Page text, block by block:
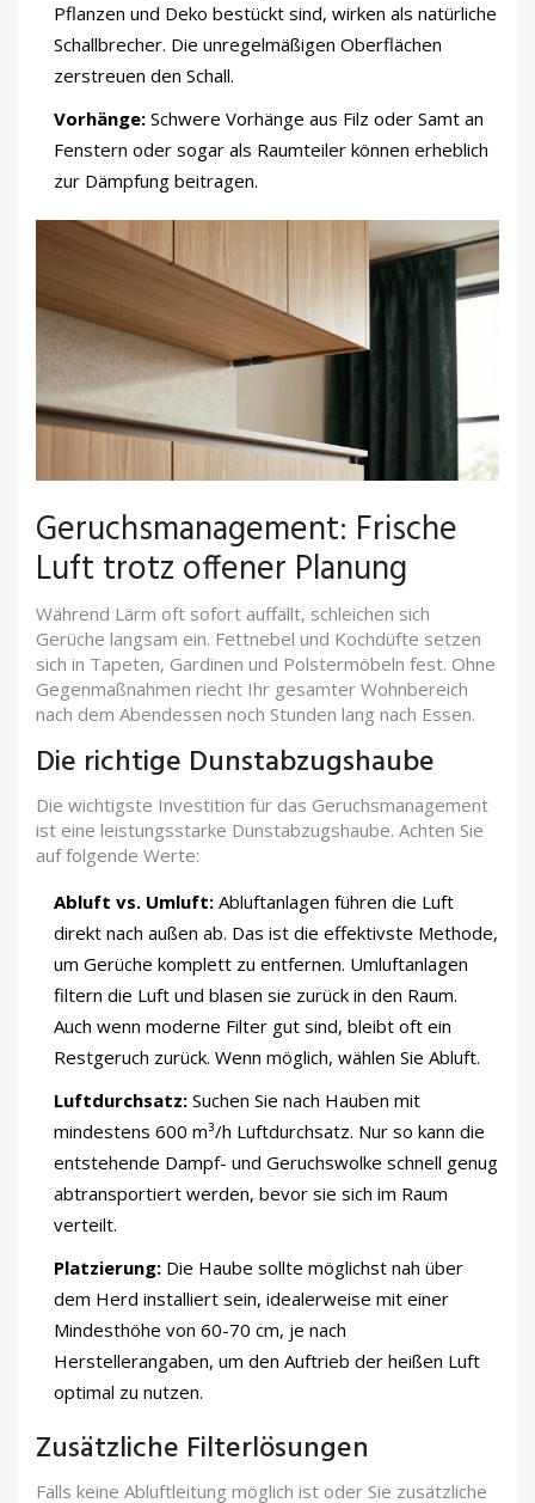
Pflanzen und Deko bestückt sind, wirken als natürliche
Schallbrecher. Die unregelmäßigen Oberflächen
zerstreuen den Schall.
Vorhänge: Schwere Vorhänge aus Filz oder Samt an
Fenstern oder sogar als Raumteiler können erheblich
zur Dämpfung beitragen.
Geruchsmanagement: Frische
Luft trotz offener Planung
Während Lärm oft sofort auffällt, schleichen sich
Gerüche langsam ein. Fettnebel und Kochdüfte setzen
sich in Tapeten, Gardinen und Polstermöbeln fest. Ohne
Gegenmaßnahmen riecht Ihr gesamter Wohnbereich
nach dem Abendessen noch Stunden lang nach Essen.
Die richtige Dunstabzugshaube
Die wichtigste Investition für das Geruchsmanagement
ist eine leistungsstarke Dunstabzugshaube. Achten Sie
auf folgende Werte:
Abluft vs. Umluft: Abluftanlagen führen die Luft
direkt nach außen ab. Das ist die effektivste Methode,
um Gerüche komplett zu entfernen. Umluftanlagen
filtern die Luft und blasen sie zurück in den Raum.
Auch wenn moderne Filter gut sind, bleibt oft ein
Restgeruch zurück. Wenn möglich, wählen Sie Abluft.
Luftdurchsatz: Suchen Sie nach Hauben mit
mindestens 600 m³/h Luftdurchsatz. Nur so kann die
entstehende Dampf- und Geruchswolke schnell genug
abtransportiert werden, bevor sie sich im Raum
verteilt.
Platzierung: Die Haube sollte möglichst nah über
dem Herd installiert sein, idealerweise mit einer
Mindesthöhe von 60-70 cm, je nach
Herstellerangaben, um den Auftrieb der heißen Luft
optimal zu nutzen.
Zusätzliche Filterlösungen
Falls keine Abluftleitung möglich ist oder Sie zusätzliche